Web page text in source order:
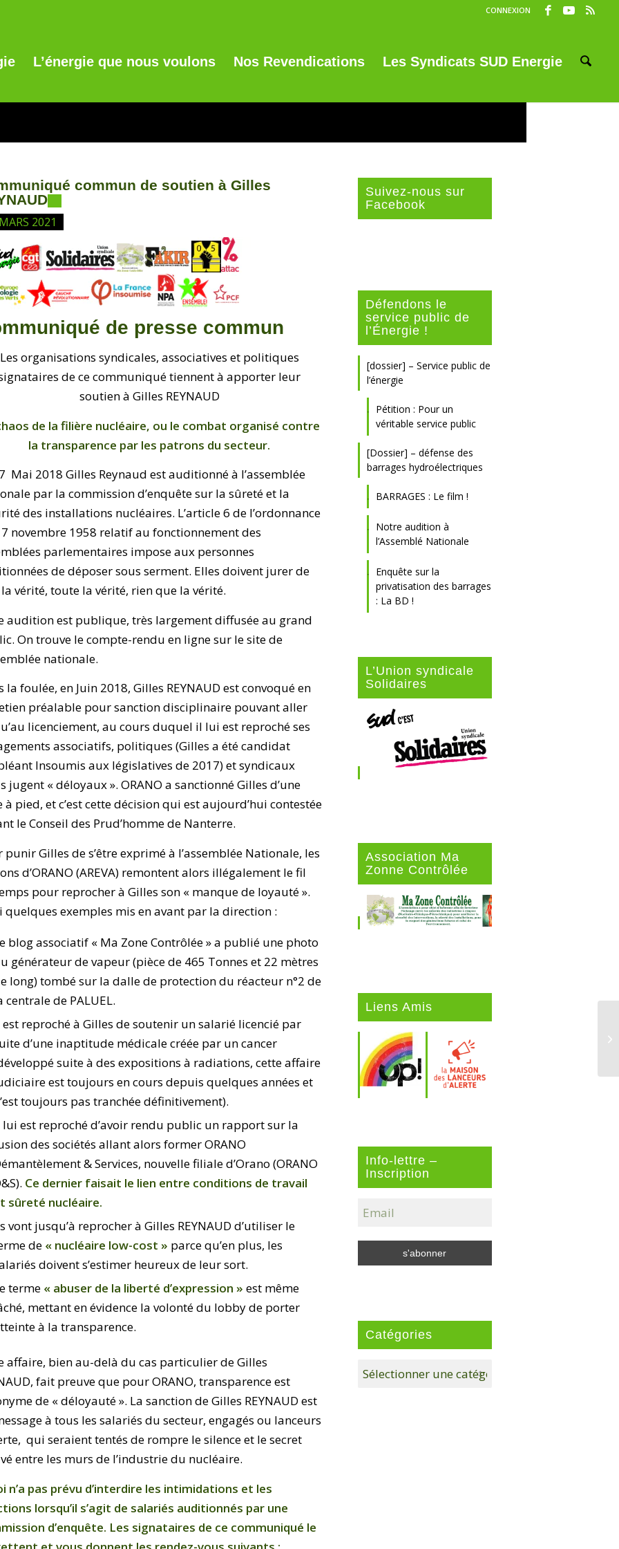
CONNEXION
L’énergie que nous voulons Nos Revendications Les Syndicats SUD Energie
commun de soutien à Gilles
2021
de presse commun
Les organisations syndicales, associatives et politiques
de ce communiqué tiennent à apporter leur
soutien à Gilles REYNAUD
de la filière nucléaire, ou le combat organisé contre
la transparence par les patrons du secteur.
Mai 2018 Gilles Reynaud est auditionné à l’assemblée
par la commission d’enquête sur la sûreté et la
des installations nucléaires. L’article 6 de l’ordonnance
novembre 1958 relatif au fonctionnement des
parlementaires impose aux personnes
de déposer sous serment. Elles doivent jurer de
vérité, toute la vérité, rien que la vérité.
audition est publique, très largement diffusée au grand
On trouve le compte-rendu en ligne sur le site de
nationale.
la foulée, en Juin 2018, Gilles REYNAUD est convoqué en
préalable pour sanction disciplinaire pouvant aller
licenciement, au cours duquel il lui est reproché ses
associatifs, politiques (Gilles a été candidat
Insoumis aux législatives de 2017) et syndicaux
jugent « déloyaux ». ORANO a sanctionné Gilles d’une
à pied, et c’est cette décision qui est aujourd’hui contestée
le Conseil des Prud’homme de Nanterre.
punir Gilles de s’être exprimé à l’assemblée Nationale, les
d’ORANO (AREVA) remontent alors illégalement le fil
pour reprocher à Gilles son « manque de loyauté ».
quelques exemples mis en avant par la direction :
blog associatif « Ma Zone Contrôlée » a publié une photo
générateur de vapeur (pièce de 465 Tonnes et 22 mètres
long) tombé sur la dalle de protection du réacteur n°2 de
centrale de PALUEL.
est reproché à Gilles de soutenir un salarié licencié par
d’une inaptitude médicale créée par un cancer
suite à des expositions à radiations, cette affaire
est toujours en cours depuis quelques années et
toujours pas tranchée définitivement).
lui est reproché d’avoir rendu public un rapport sur la
des sociétés allant alors former ORANO
& Services, nouvelle filiale d’Orano (ORANO
Ce dernier faisait le lien entre conditions de travail
sûreté nucléaire.
vont jusqu’à reprocher à Gilles REYNAUD d’utiliser le
de « nucléaire low-cost » parce qu’en plus, les
doivent s’estimer heureux de leur sort.
terme « abuser de la liberté d’expression » est même
mettant en évidence la volonté du lobby de porter
à la transparence.
affaire, bien au-delà du cas particulier de Gilles
fait preuve que pour ORANO, transparence est
de « déloyauté ». La sanction de Gilles REYNAUD est
à tous les salariés du secteur, engagés ou lanceurs
qui seraient tentés de rompre le silence et le secret
entre les murs de l’industrie du nucléaire.
n’a pas prévu d’interdire les intimidations et les
lorsqu’il s’agit de salariés auditionnés par une
d’enquête. Les signataires de ce communiqué le
Suivez-nous sur
Facebook
Défendons le
service public de
l’Énergie !
[dossier] – Service public de
l’énergie
Pétition : Pour un
véritable service public
[Dossier] – défense des
barrages hydroélectriques
BARRAGES : Le film !
Notre audition à
l’Assemblé Nationale
Enquête sur la
privatisation des barrages
: La BD !
L’Union syndicale
Solidaires
Association Ma
Zonne Contrôlée
Liens Amis
Info-lettre –
Inscription
Catégories
Catégories